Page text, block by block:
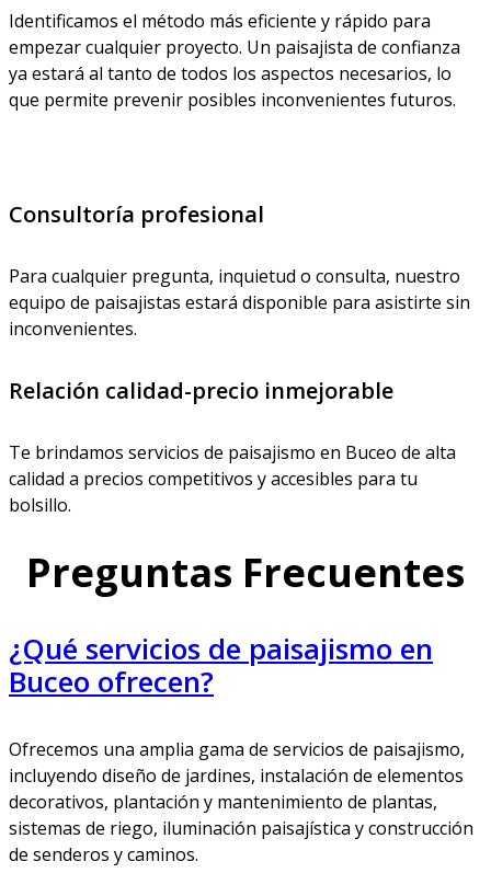
Identificamos el método más eficiente y rápido para
empezar cualquier proyecto. Un paisajista de confianza
ya estará al tanto de todos los aspectos necesarios, lo
que permite prevenir posibles inconvenientes futuros.
Consultoría profesional
Para cualquier pregunta, inquietud o consulta, nuestro
equipo de paisajistas estará disponible para asistirte sin
inconvenientes.
Relación calidad-precio inmejorable
Te brindamos servicios de paisajismo en Buceo de alta
calidad a precios competitivos y accesibles para tu
bolsillo.
Preguntas Frecuentes
¿Qué servicios de paisajismo en
Buceo ofrecen?
Ofrecemos una amplia gama de servicios de paisajismo,
incluyendo diseño de jardines, instalación de elementos
decorativos, plantación y mantenimiento de plantas,
sistemas de riego, iluminación paisajística y construcción
de senderos y caminos.